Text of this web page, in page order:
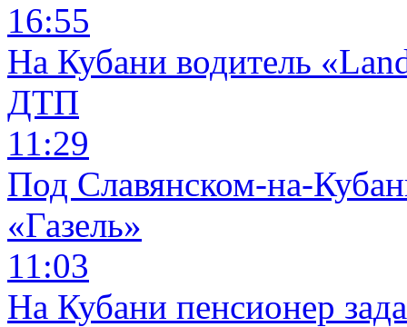
16:55
На Кубани водитель
ДТП
11:29
Под Славянском-на-
«Газель»
11:03
На Кубани пенсионер